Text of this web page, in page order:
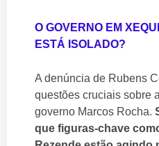
O GOVERNO EM
ESTÁ ISOLADO?
A denúncia de Rubens
questões cruciais sobre
governo Marcos Rocha.
que figuras-chave